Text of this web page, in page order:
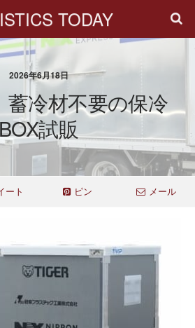
TODAY
2026年6月18日
蓄冷材不要の保冷
試販
ート ピン メール